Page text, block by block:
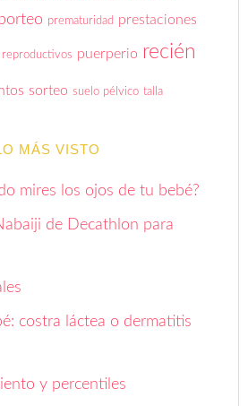
prematuridad prestaciones
reproductivos puerperio recién
sorteo suelo pélvico talla
MÁS VISTO
mires los ojos de tu bebé?
de Decathlon para
costra láctea o dermatitis
y percentiles